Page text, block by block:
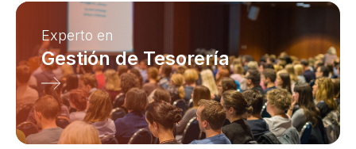
Experto en
Gestión de Tesorería